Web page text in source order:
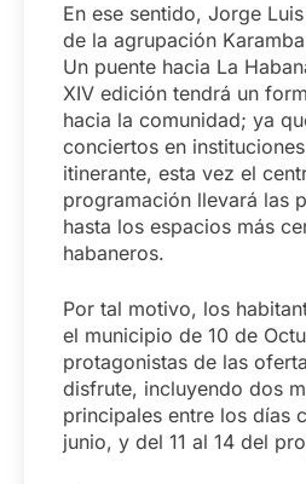
En ese sentido, Jorge
de la agrupación
Un puente hacia La
XIV edición tendrá un
hacia la comunidad; ya
conciertos en
itinerante, esta vez el
programación llevará las
hasta los espacios más
habaneros.
Por tal motivo, los
el municipio de 10 de
protagonistas de las
disfrute, incluyendo dos
principales entre los días
junio, y del 11 al 14 del